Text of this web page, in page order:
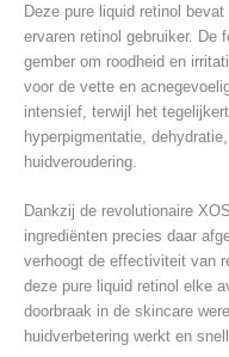
Deze pure liquid retinol
ervaren retinol gebruiker. De
gember om roodheid en
voor de vette en
intensief, terwijl het
hyperpigmentatie,
huidveroudering.
Dankzij de revolutionaire
ingrediënten precies daar
verhoogt de effectiviteit van
deze pure liquid retinol elke
doorbraak in de skincare
huidverbetering werkt en